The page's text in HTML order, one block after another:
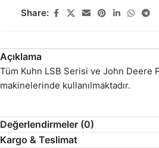
Share:
Açıklama
Tüm Kuhn LSB Serisi ve John Deere
makinelerinde kullanılmaktadır.
Değerlendirmeler (0)
Kargo & Teslimat